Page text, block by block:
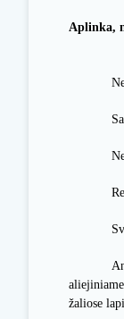
Aplinka,
žaliose